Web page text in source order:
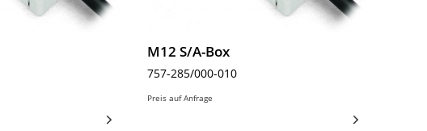
M12 S/A-Box
757-285/000-010
Preis auf Anfrage